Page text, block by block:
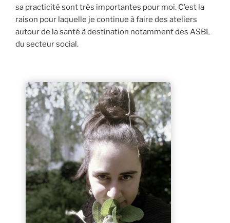
sa practicité sont très importantes pour moi. C’est la
raison pour laquelle je continue à faire des ateliers
autour de la santé à destination notamment des ASBL
du secteur social.